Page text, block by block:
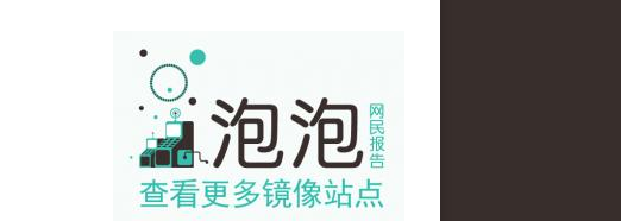
pao-pao-banner-mirror-site-120814.jpg